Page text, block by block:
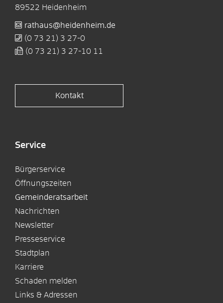
89522 Heidenheim
rathaus@heidenheim.de
(0 73 21) 3 27-0
(0 73 21) 3 27-10 11
Kontakt
Service
Bürgerservice
Öffnungszeiten
Gemeinderatsarbeit
Nachrichten
Newsletter
Presseservice
Stadtplan
Karriere
Schaden melden
Links & Adressen